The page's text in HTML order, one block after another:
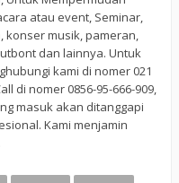
atau event, Seminar,
konser musik, pameran,
dan lainnya. Untuk
kami di nomer 021
di nomer 0856-95-666-909,
masuk akan ditanggapi
Kami menjamin